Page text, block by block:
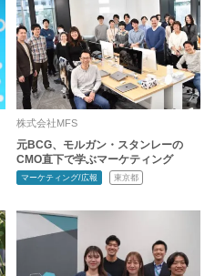
株式会社MFS
元BCG、モルガン・スタンレーの
CMO直下で学ぶマーケティング
マーケティング/広報 東京都